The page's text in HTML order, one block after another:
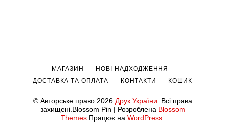
© Авторське право 2026 Друк України. Всі права
захищені.Blossom Pin | Розроблена Blossom
Themes.Працює на WordPress.
МАГАЗИН
НОВІ НАДХОДЖЕННЯ
ДОСТАВКА ТА ОПЛАТА
КОНТАКТИ КОШИК